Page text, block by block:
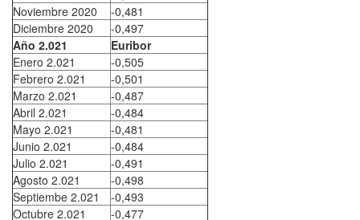
Noviembre 2020
-0,481
Diciembre 2020
-0,497
Año 2.021
Euribor
Enero 2.021
-0,505
Febrero 2.021
-0,501
Marzo 2.021
-0,487
Abril 2.021
-0,484
Mayo 2.021
-0,481
Junio 2.021
-0,484
Julio 2.021
-0,491
Agosto 2.021
-0,498
Septiembe 2.021
-0,493
Octubre 2.021
-0,477